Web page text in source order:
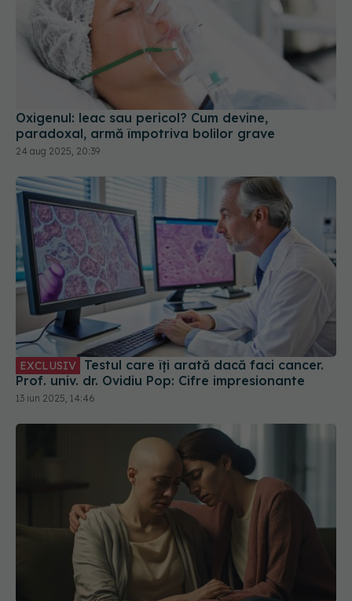
Oxigenul: leac sau pericol? Cum devine,
paradoxal, armă împotriva bolilor grave
24 aug 2025, 20:39
EXCLUSIV
Prof. univ. dr. Ovidiu Pop: Cifre impresionante
13 iun 2025, 14:46